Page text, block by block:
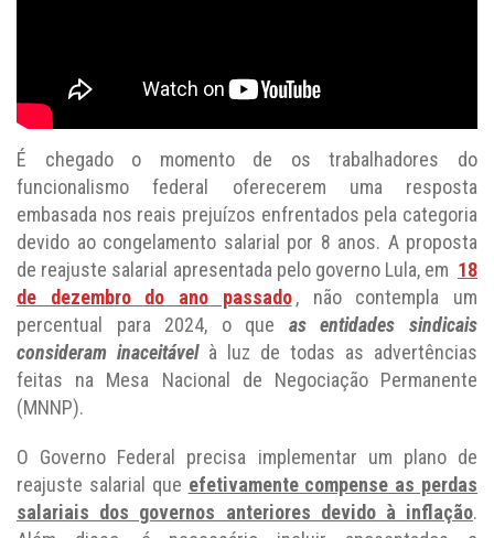
É chegado o momento de os trabalhadores do
funcionalismo federal oferecerem uma resposta
embasada nos reais prejuízos enfrentados pela categoria
devido ao congelamento salarial por 8 anos. A proposta
de reajuste salarial apresentada pelo governo Lula, em 18
de dezembro do ano passado , não contempla um
percentual para 2024, o que as entidades sindicais
consideram inaceitávelà luz de todas as advertências
feitas na Mesa Nacional de Negociação Permanente
(MNNP).
O Governo Federal precisa implementar um plano de
reajuste salarial que efetivamente compense as perdas
salariais dos governos anteriores devido à inflação.